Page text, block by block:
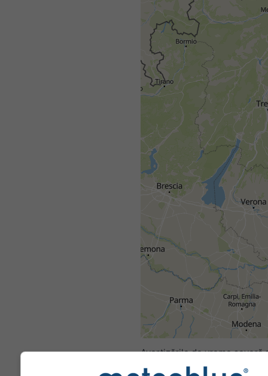
Toate <24h 24-48h
Avertizările de vreme severă
furnizate către meteoblue de